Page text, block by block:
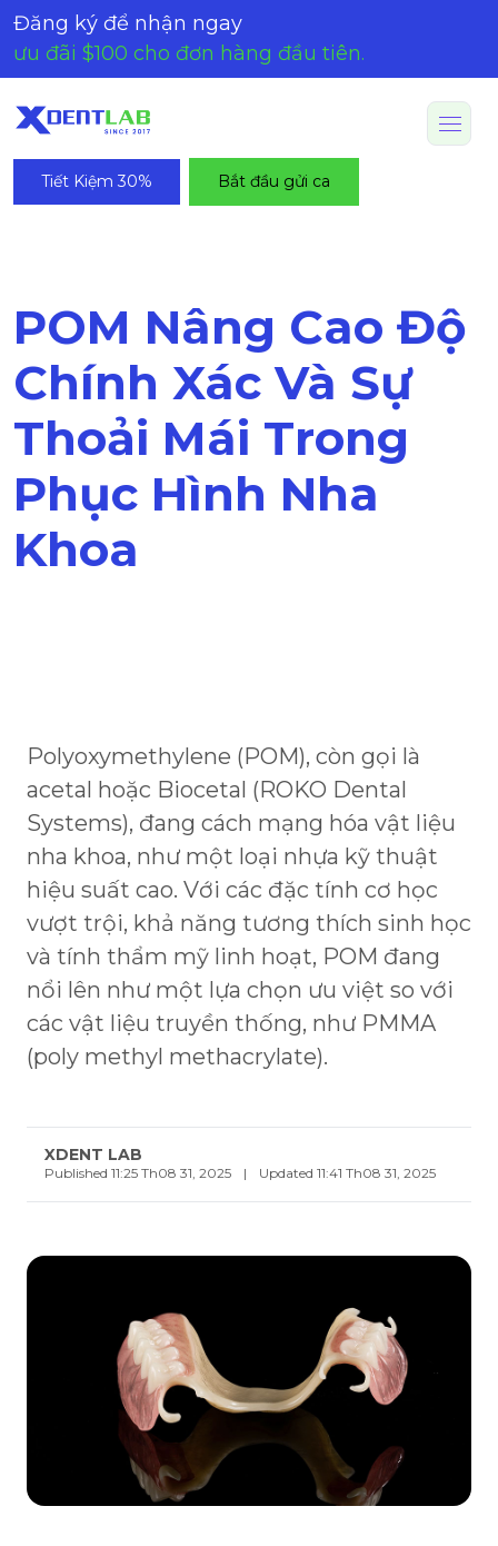
Đăng ký để nhận ngay
ưu đãi $100 cho đơn hàng đầu tiên.
Tiết Kiệm 30% Bắt đầu gửi ca
POM Nâng Cao Độ
Chính Xác Và Sự
Thoải Mái Trong
Phục Hình Nha
Khoa
Polyoxymethylene (POM), còn gọi là
acetal hoặc Biocetal (ROKO Dental
Systems), đang cách mạng hóa vật liệu
nha khoa, như một loại nhựa kỹ thuật
hiệu suất cao. Với các đặc tính cơ học
vượt trội, khả năng tương thích sinh học
và tính thẩm mỹ linh hoạt, POM đang
nổi lên như một lựa chọn ưu việt so với
các vật liệu truyền thống, như PMMA
(poly methyl methacrylate).
XDENT LAB
Published 11:25 Th08 31, 2025 | Updated 11:41 Th08 31, 2025